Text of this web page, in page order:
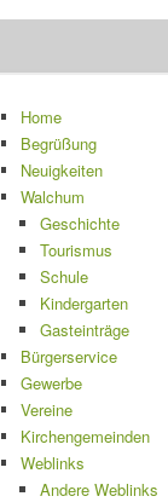
Home
Begrüßung
Neuigkeiten
Walchum
Geschichte
Tourismus
Schule
Kindergarten
Gasteinträge
Bürgerservice
Gewerbe
Vereine
Kirchengemeinden
Weblinks
Andere Weblinks